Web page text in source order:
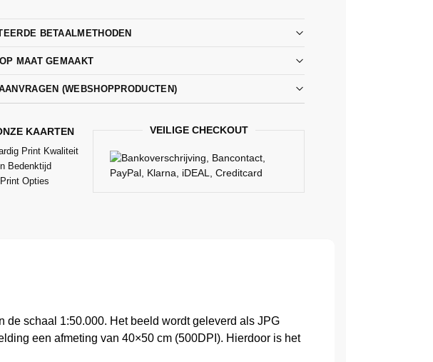
BETAALMETHODEN
MAAT GEMAAKT
(WEBSHOPPRODUCTEN)
KAARTEN
Print Kwaliteit
Bedenktijd
Opties
VEILIGE CHECKOUT
schaal 1:50.000. Het beeld wordt geleverd als JPG
een afmeting van 40×50 cm (500DPI). Hierdoor is het